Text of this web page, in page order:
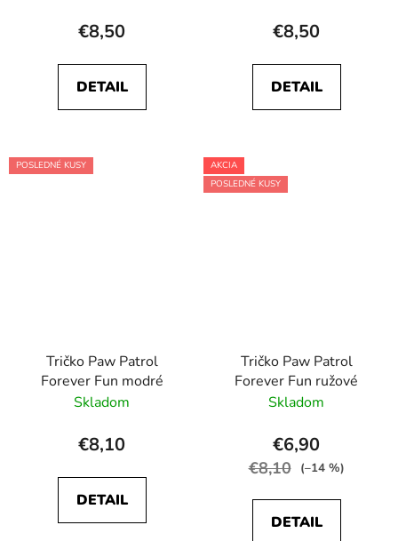
€8,50
DETAIL
€8,50
DETAIL
POSLEDNÉ KUSY
Tričko Paw Patrol
Forever Fun modré
Skladom
€8,10
DETAIL
AKCIA
POSLEDNÉ KUSY
Tričko Paw Patrol
Forever Fun ružové
Skladom
€6,90
€8,10 (–14 %)
DETAIL